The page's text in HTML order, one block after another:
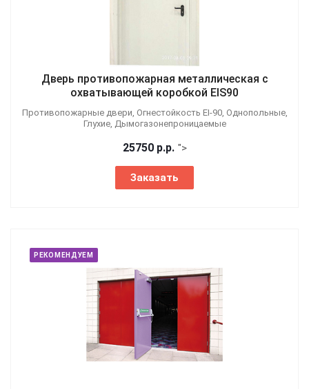
Дверь противопожарная металлическая с
охватывающей коробкой EIS90
Противопожарные двери, Огнестойкость EI-90, Однопольные,
Глухие, Дымогазонепроницаемые
25750 р.р. ">
Заказать
РЕКОМЕНДУЕМ